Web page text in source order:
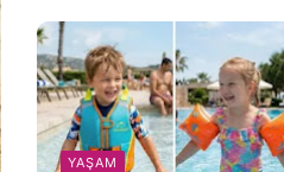
YAŞAM